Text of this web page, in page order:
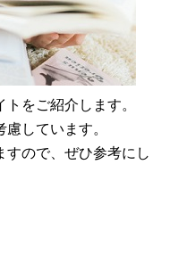
をご紹介します。
しています。
すので、ぜひ参考にし